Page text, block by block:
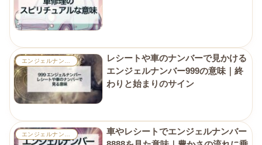
レシートや車のナンバーで見かける
エンジェルナンバー999の意味｜終
わりと始まりのサイン
車やレシートでエンジェルナンバー